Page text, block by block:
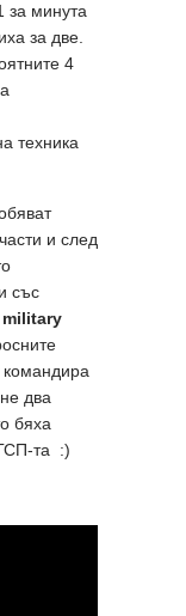
за минута
за две.
4
техника
и след
със
military
командира
два
бяха
та :)